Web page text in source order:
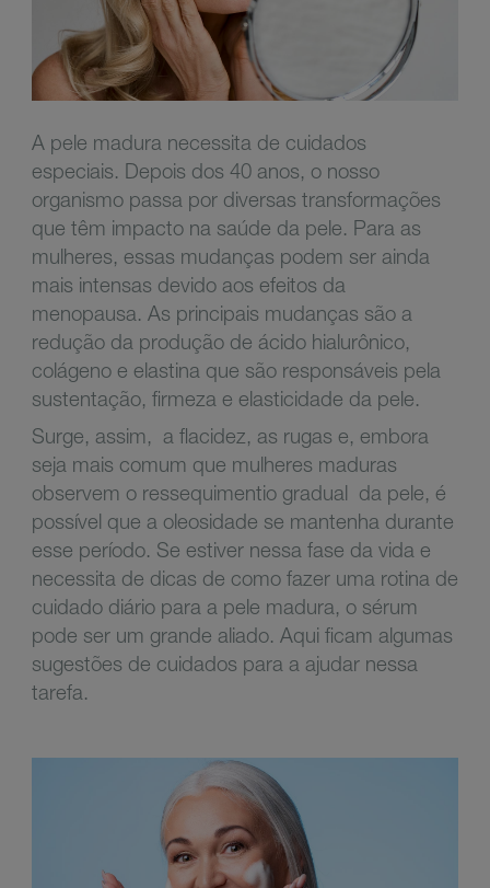
A pele madura necessita de cuidados
especiais. Depois dos 40 anos, o nosso
organismo passa por diversas transformações
que têm impacto na saúde da pele. Para as
mulheres, essas mudanças podem ser ainda
mais intensas devido aos efeitos da
menopausa. As principais mudanças são a
redução da produção de ácido hialurônico,
colágeno e elastina que são responsáveis pela
sustentação, firmeza e elasticidade da pele.
Surge, assim, a flacidez, as rugas e, embora
seja mais comum que mulheres maduras
observem o ressequimentio gradual da pele, é
possível que a oleosidade se mantenha durante
esse período. Se estiver nessa fase da vida e
necessita de dicas de como fazer uma rotina de
cuidado diário para a pele madura, o sérum
pode ser um grande aliado. Aqui ficam algumas
sugestões de cuidados para a ajudar nessa
tarefa.